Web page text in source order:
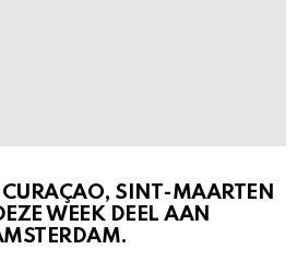
SINT-MAARTEN
WEEK DEEL AAN